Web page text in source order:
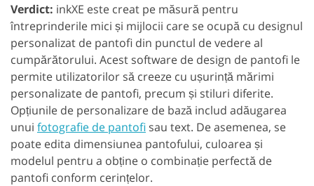
Verdict: inkXE este creat pe măsură pentru
întreprinderile mici și mijlocii care se ocupă cu designul
personalizat de pantofi din punctul de vedere al
cumpărătorului. Acest software de design de pantofi le
permite utilizatorilor să creeze cu ușurință mărimi
personalizate de pantofi, precum și stiluri diferite.
Opțiunile de personalizare de bază includ adăugarea
unui fotografie de pantofi sau text. De asemenea, se
poate edita dimensiunea pantofului, culoarea și
modelul pentru a obține o combinație perfectă de
pantofi conform cerințelor.